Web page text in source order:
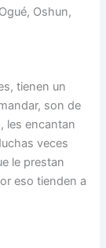
Oshun,
tienen un
son de
les encantan
veces
le prestan
eso tienden a